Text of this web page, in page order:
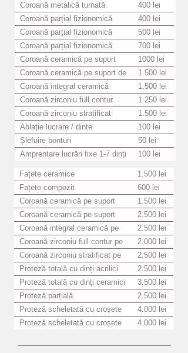
Coroană metalică turnată
400 lei
Coroană parțial fizionomică
acrilat
400 lei
Coroană parțial fizionomică
compozit
500 lei
Coroană parțial fizionomică
ceramică
700 lei
Coroană ceramică pe suport
metalic
1000 lei
Coroană ceramică pe suport de
zirconiu
1.500 lei
Coroană integral ceramică
1.500 lei
Coroană zirconiu full contur
1.250 lei
Coroană zirconiu stratificat
1.500 lei
Ablație lucrare / dinte
100 lei
Șlefuire bonturi
50 lei
Amprentare lucrări fixe 1-7 dinți
100 lei
Fațete ceramice
1.500 lei
Fațete compozit
600 lei
Coroană ceramică pe suport
metalic pe implant
1.500 lei
Coroană ceramică pe suport
zirconiu pe implant
2.500 lei
Coroană integral ceramică pe
implant
2.500 lei
Coroană zirconiu full contur pe
implant
2.000 lei
Coroană zirconiu stratificat pe
implant
2.500 lei
Proteză totală cu dinți acrilici
2.500 lei
Proteză totală cu dinți ceramici
3.500 lei
Proteză parțială
2.500 lei
Proteză scheletată cu croșete
metalice
4.000 lei
Proteză scheletată cu croșete
4.000 lei